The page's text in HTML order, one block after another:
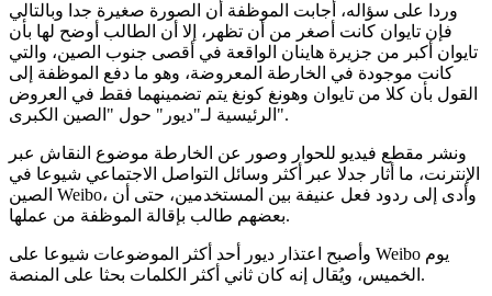
وردا على سؤاله، أجابت الموظفة أن الصورة صغيرة جدا وبالتالي
فإن تايوان كانت أصغر من أن تظهر، إلا أن الطالب أوضح لها بأن
تايوان أكبر من جزيرة هاينان الواقعة في أقصى جنوب الصين، والتي
كانت موجودة في الخارطة المعروضة، وهو ما دفع الموظفة إلى
القول بأن كلا من تايوان وهونغ كونغ يتم تضمينهما فقط في العروض
الرئيسية لـ"ديور" حول "الصين الكبرى".
ونشر مقطع فيديو للحوار وصور عن الخارطة موضوع النقاش عبر
الإنترنت، ما أثار جدلا عبر أكثر وسائل التواصل الاجتماعي شيوعا في
الصين Weibo، وأدى إلى ردود فعل عنيفة بين المستخدمين، حتى أن
بعضهم طالب بإقالة الموظفة من عملها.
وأصبح اعتذار ديور أحد أكثر الموضوعات شيوعا على Weibo يوم
الخميس، ويُقال إنه كان ثاني أكثر الكلمات بحثا على المنصة.